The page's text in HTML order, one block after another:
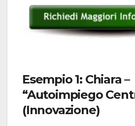
Esempio 1: Chiara –
“Autoimpiego
(Innovazione)